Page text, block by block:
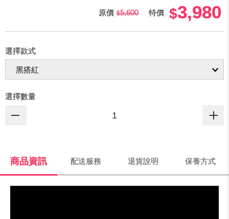
原價 5,600 特價 3,980
選擇款式
選擇數量
商品資訊 配送服務 退貨說明 保養方式